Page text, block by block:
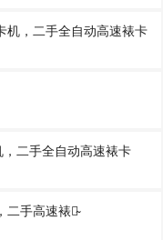
机，二手全自动高速裱卡
二手全自动高速裱卡
手高速裱卡̴